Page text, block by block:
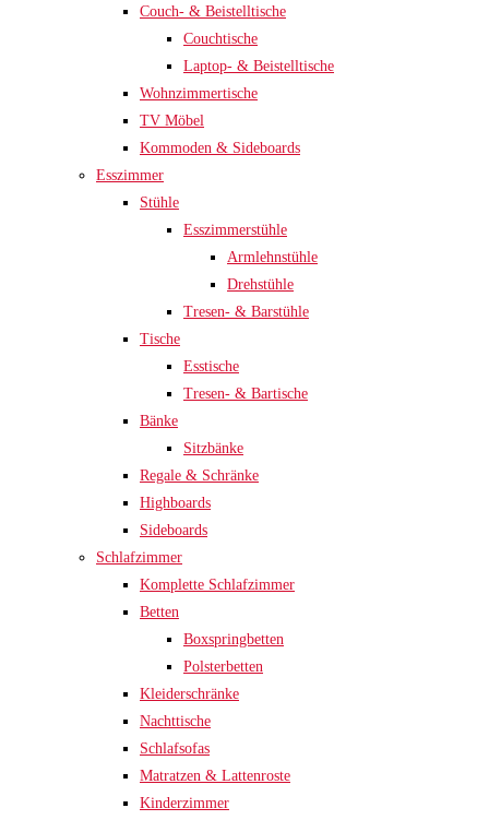
Couch- & Beistelltische
Couchtische
Laptop- & Beistelltische
Wohnzimmertische
TV Möbel
Kommoden & Sideboards
Esszimmer
Stühle
Esszimmerstühle
Armlehnstühle
Drehstühle
Tresen- & Barstühle
Tische
Esstische
Tresen- & Bartische
Bänke
Sitzbänke
Regale & Schränke
Highboards
Sideboards
Schlafzimmer
Komplette Schlafzimmer
Betten
Boxspringbetten
Polsterbetten
Kleiderschränke
Nachttische
Schlafsofas
Matratzen & Lattenroste
Kinderzimmer